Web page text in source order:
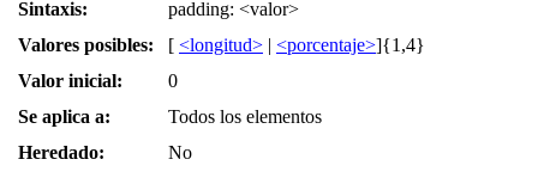
Sintaxis:
padding: <valor>
Valores posibles:
[ <longitud> | <porcentaje>]{1,4}
Valor inicial:
0
Se aplica a:
Todos los elementos
Heredado:
No